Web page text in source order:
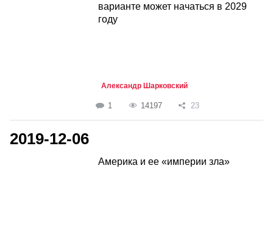
варианте может начаться в 2029
году
Александр Шарковский
1 14197 23
2019-12-06
Америка и ее «империи зла»